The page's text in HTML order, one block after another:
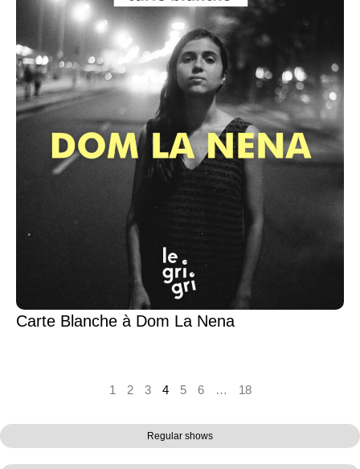
Regular shows
Carte Blanche à Dom La Nena
1 2 3 4 5 6 … 18